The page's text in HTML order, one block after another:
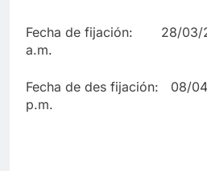
Fecha de fijación: 28/03/
a.m.
Fecha de des fijación: 08/
p.m.